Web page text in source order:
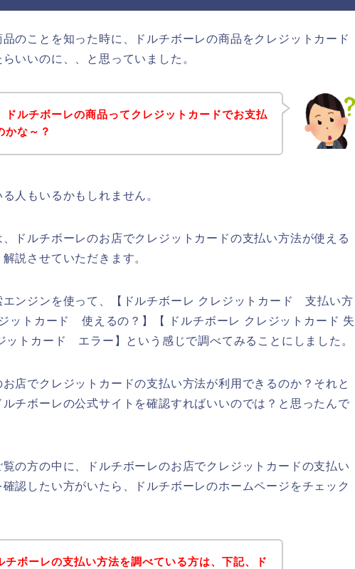
のことを知った時に、ドルチボーレの商品をクレジットカード
いいのに、、と思っていました。
ドルチボーレの商品ってクレジットカードでお支払
かな～？
人もいるかもしれません。
ドルチボーレのお店でクレジットカードの支払い方法が使える
説させていただきます。
エンジンを使って、【ドルチボーレ クレジットカード 支払い方
ットカード 使えるの？】【 ドルチボーレ クレジットカード 失
ットカード エラー】という感じで調べてみることにしました。
店でクレジットカードの支払い方法が利用できるのか？それと
チボーレの公式サイトを確認すればいいのでは？と思ったんで
の方の中に、ドルチボーレのお店でクレジットカードの支払い
認したい方がいたら、ドルチボーレのホームページをチェック
チボーレの支払い方法を調べている方は、下記、ド